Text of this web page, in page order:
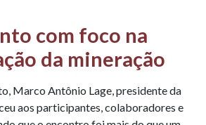
com foco na
da mineração
Marco Antônio Lage, presidente da
aos participantes, colaboradores e